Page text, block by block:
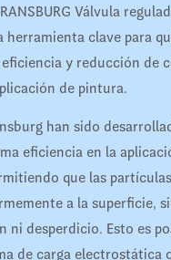
Válvula
herramienta clave para
y reducción de
de pintura.
han sido
eficiencia en la
que las
a la superficie,
ni desperdicio. Esto es
de carga electrostática